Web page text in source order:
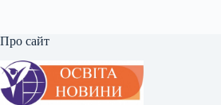
Про сайт